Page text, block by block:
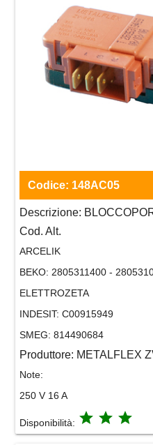
Codice: 148AC05
Descrizione:
Cod. Alt.
ARCELIK
BEKO: 2805311400 -
ELETTROZETA
INDESIT: C00915949
SMEG: 814490684
Produttore: METALFLEX
Note:
250 V 16 A
Disponibilità: grade grade grade